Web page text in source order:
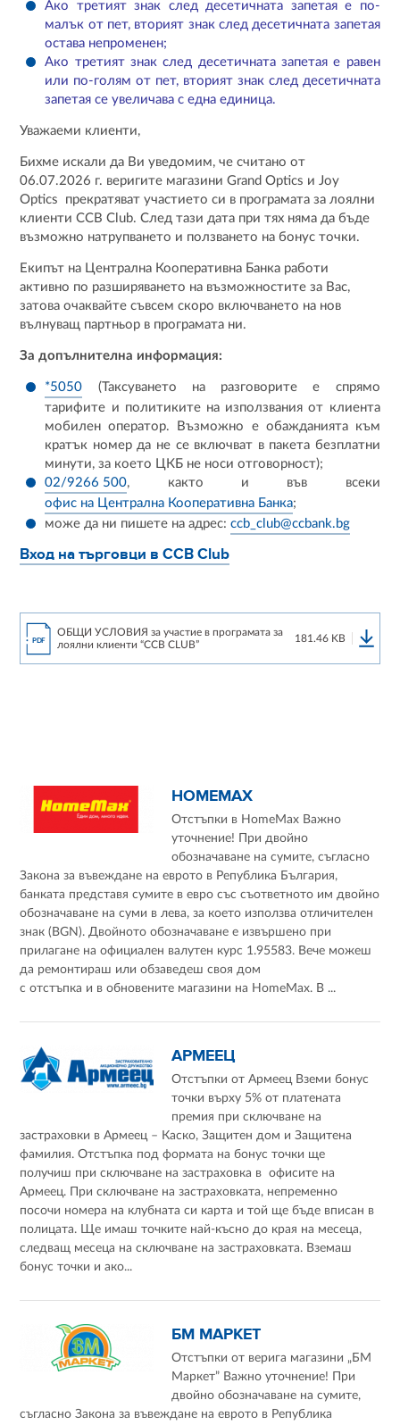
Ако третият знак след десетичната запетая е по-
малък от пет, вторият знак след десетичната запетая
остава непроменен;
Ако третият знак след десетичната запетая е равен
или по-голям от пет, вторият знак след десетичната
запетая се увеличава с една единица.
Уважаеми клиенти,
Бихме искали да Ви уведомим, че считано от
06.07.2026 г. веригите магазини Grand Optics и Joy
Optics прекратяват участието си в програмата за лоялни
клиенти CCB Club. След тази дата при тях няма да бъде
възможно натрупването и ползването на бонус точки.
Екипът на Централна Кооперативна Банка работи
активно по разширяването на възможностите за Вас,
затова очаквайте съвсем скоро включването на нов
вълнуващ партньор в програмата ни.
За допълнителна информация:
*5050 (Таксуването на разговорите е спрямо
тарифите и политиките на използвания от клиента
мобилен оператор. Възможно е обажданията към
кратък номер да не се включват в пакета безплатни
минути, за което ЦКБ не носи отговорност);
02/9266 500, както и във всеки
офис на Централна Кооперативна Банка;
може да ни пишете на адрес:ccb_club@ccbank.bg
Вход на търговци в CCB Club
PDF
ОБЩИ УСЛОВИЯ за участие в програмата за
лоялни клиенти “CCB CLUB”
181.46 KB
HOMEMAX
Отстъпки в HomeMax Важно
уточнение! При двойно
обозначаване на сумите, съгласно
Закона за въвеждане на еврото в Република България,
банката представя сумите в евро със съответното им двойно
обозначаване на суми в лева, за което използва отличителен
знак (BGN). Двойното обозначаване е извършено при
прилагане на официален валутен курс 1.95583. Вече можеш
да ремонтираш или обзаведеш своя дом
с отстъпка и в обновените магазини на HomeMax. В ...
АРМЕЕЦ
Отстъпки от Армеец Вземи бонус
точки върху 5% от платената
премия при сключване на
застраховки в Армеец – Каско, Защитен дом и Защитена
фамилия. Отстъпка под формата на бонус точки ще
получиш при сключване на застраховка в офисите на
Армеец. При сключване на застраховката, непременно
посочи номера на клубната си карта и той ще бъде вписан в
полицата. Ще имаш точките най-късно до края на месеца,
следващ месеца на сключване на застраховката. Вземаш
бонус точки и ако...
БМ МАРКЕТ
Отстъпки от верига магазини „БМ
Маркет” Важно уточнение! При
двойно обозначаване на сумите,
съгласно Закона за въвеждане на еврото в Република